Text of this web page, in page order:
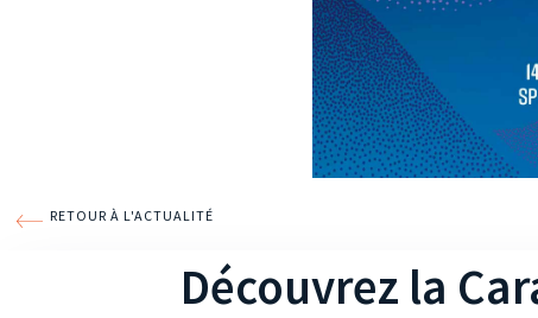
RETOUR À L'ACTUALITÉ
Découvrez la